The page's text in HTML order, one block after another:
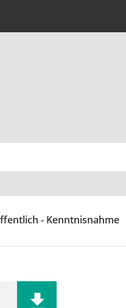
- Kenntnisnahme